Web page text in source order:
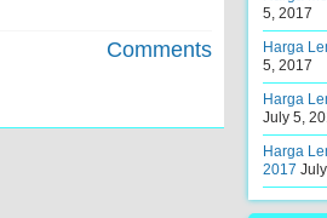
Comments
5, 2017
Harga
5, 2017
Harga
July 5,
Harga
2017